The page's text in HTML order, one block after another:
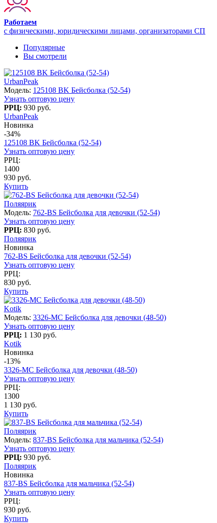
Работаем
с физическими, юридическими лицами, организаторами СП
Популярные
Вы смотрели
UrbanPeak
Модель: 125108 BK Бейсболка (52-54)
Узнать оптовую цену
РРЦ: 930 руб.
UrbanPeak
Новинка
-34%
125108 BK Бейсболка (52-54)
Узнать оптовую цену
РРЦ:
1400
930 руб.
Купить
Поляярик
Модель: 762-BS Бейсболка для девочки (52-54)
Узнать оптовую цену
РРЦ: 830 руб.
Поляярик
Новинка
762-BS Бейсболка для девочки (52-54)
Узнать оптовую цену
РРЦ:
830 руб.
Купить
Kotik
Модель: 3326-MC Бейсболка для девочки (48-50)
Узнать оптовую цену
РРЦ: 1 130 руб.
Kotik
Новинка
-13%
3326-MC Бейсболка для девочки (48-50)
Узнать оптовую цену
РРЦ:
1300
1 130 руб.
Купить
Поляярик
Модель: 837-BS Бейсболка для мальчика (52-54)
Узнать оптовую цену
РРЦ: 930 руб.
Поляярик
Новинка
837-BS Бейсболка для мальчика (52-54)
Узнать оптовую цену
РРЦ:
930 руб.
Купить